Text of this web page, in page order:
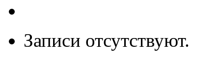
Записи отсутствуют.